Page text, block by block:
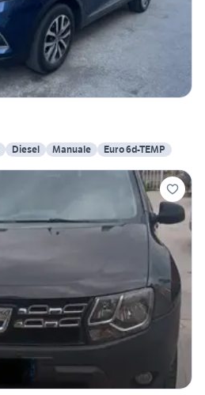
Diesel Manuale Euro 6d-TEMP